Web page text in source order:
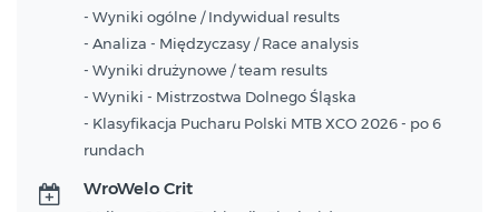
- Wyniki ogólne / Indywidual results
- Analiza - Międzyczasy / Race analysis
- Wyniki drużynowe / team results
- Wyniki - Mistrzostwa Dolnego Śląska
- Klasyfikacja Pucharu Polski MTB XCO 2026 - po 6
rundach
WroWelo Crit